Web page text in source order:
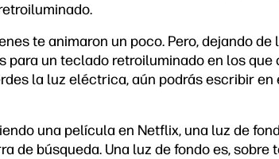
te animaron un poco. Pero, dejando
para un teclado retroiluminado en los que
la luz eléctrica, aún podrás escribir
una película en Netflix, una luz de
de búsqueda. Una luz de fondo es, sobre